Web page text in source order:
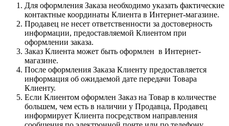
Для оформления Заказа необходимо указать фактические
контактные координаты Клиента в Интернет-магазине.
Продавец не несет ответственности за достоверность
информации, предоставляемой Клиентом при
оформлении заказа.
Заказ Клиента может быть оформлен в Интернет-
магазине.
После оформления Заказа Клиенту предоставляется
информация об ожидаемой дате передачи Товара
Клиенту.
Если Клиентом оформлен Заказ на Товар в количестве
большем, чем есть в наличии у Продавца, Продавец
информирует Клиента посредством направления